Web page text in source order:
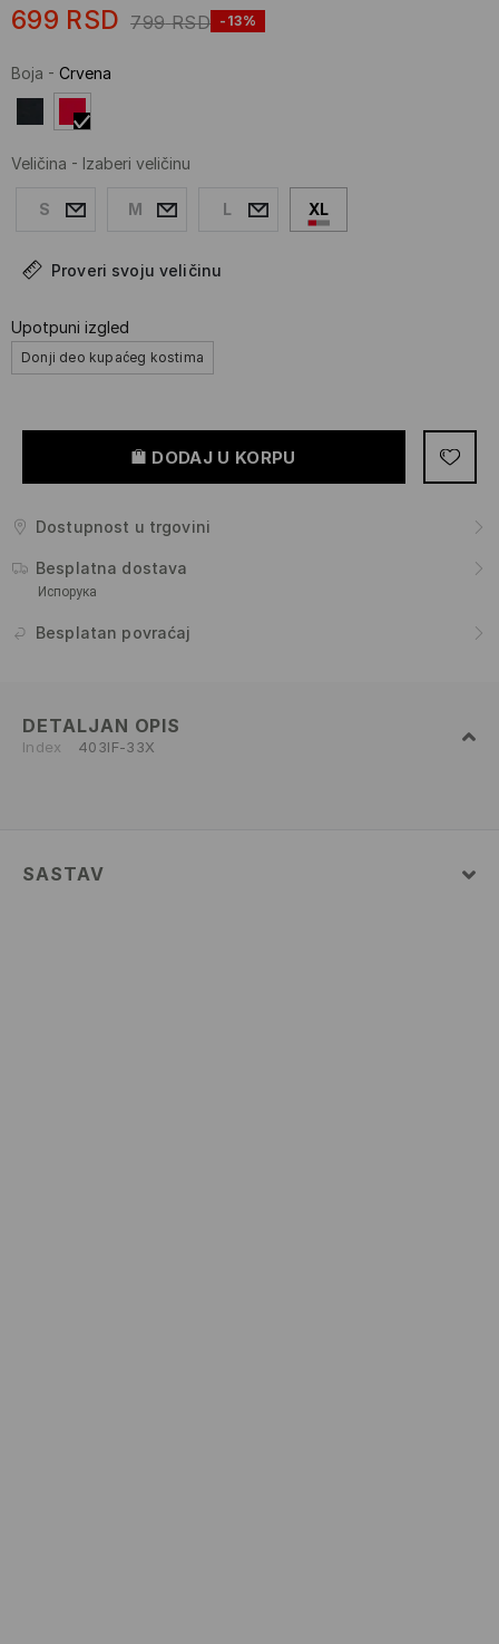
699 RSD 799 RSD -13%
Boja - Crvena
Veličina - Izaberi veličinu
S M L XL
Proveri svoju veličinu
Upotpuni izgled
Donji deo kupaćeg kostima
DODAJ U KORPU
Dostupnost u trgovini
Besplatna dostava
Испорука
Besplatan povraćaj
DETALJAN OPIS
Index 403IF-33X
SASTAV